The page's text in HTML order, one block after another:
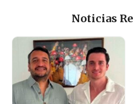
Noticias